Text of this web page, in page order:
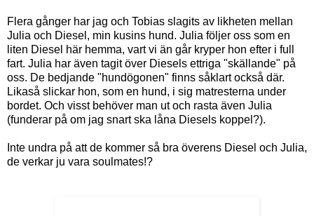
Flera gånger har jag och Tobias slagits av likheten mellan
Julia och Diesel, min kusins hund. Julia följer oss som en
liten Diesel här hemma, vart vi än går kryper hon efter i full
fart. Julia har även tagit över Diesels ettriga "skällande" på
oss. De bedjande "hundögonen" finns såklart också där.
Likaså slickar hon, som en hund, i sig matresterna under
bordet. Och visst behöver man ut och rasta även Julia
(funderar på om jag snart ska låna Diesels koppel?).
Inte undra på att de kommer så bra överens Diesel och Julia,
de verkar ju vara soulmates!?